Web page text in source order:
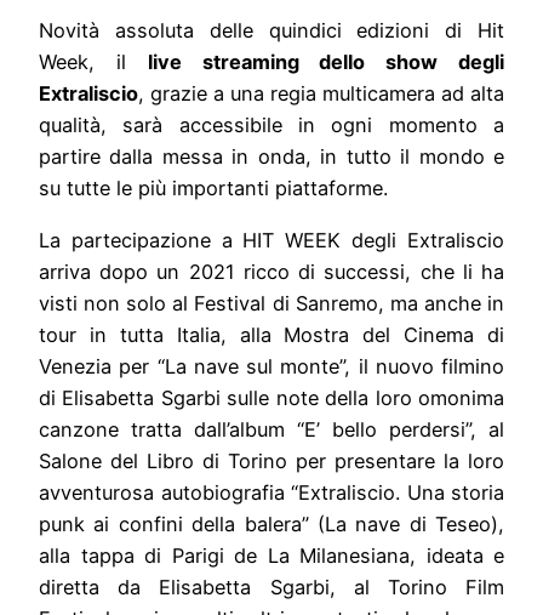
Novità assoluta delle quindici edizioni di Hit
Week, il live streaming dello show degli
Extraliscio, grazie a una regia multicamera ad alta
qualità, sarà accessibile in ogni momento a
partire dalla messa in onda, in tutto il mondo e
su tutte le più importanti piattaforme.
La partecipazione a HIT WEEK degli Extraliscio
arriva dopo un 2021 ricco di successi, che li ha
visti non solo al Festival di Sanremo, ma anche in
tour in tutta Italia, alla Mostra del Cinema di
Venezia per “La nave sul monte”, il nuovo filmino
di Elisabetta Sgarbi sulle note della loro omonima
canzone tratta dall’album “E’ bello perdersi”, al
Salone del Libro di Torino per presentare la loro
avventurosa autobiografia “Extraliscio. Una storia
punk ai confini della balera” (La nave di Teseo),
alla tappa di Parigi de La Milanesiana, ideata e
diretta da Elisabetta Sgarbi, al Torino Film